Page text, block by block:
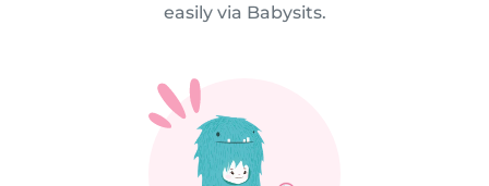
easily via Babysits.